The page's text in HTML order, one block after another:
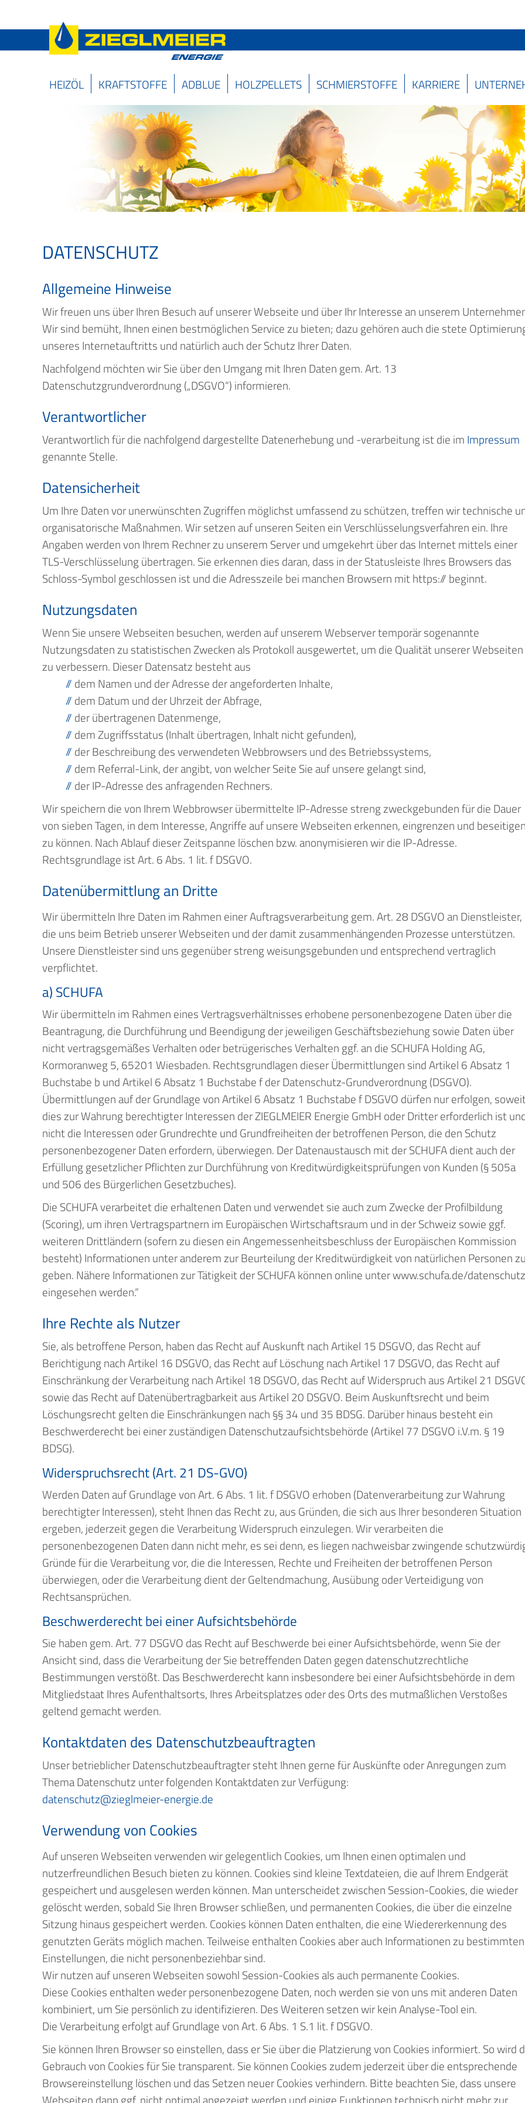
HEIZÖL KRAFTSTOFFE ADBLUE HOLZPELLETS SCHMIERSTOFFE KARRIERE
DATENSCHUTZ
Allgemeine Hinweise
Wir freuen uns über Ihren Besuch auf unserer Webseite und über Ihr Interesse an unserem
Wir sind bemüht, Ihnen einen bestmöglichen Service zu bieten; dazu gehören auch die stete
unseres Internetauftritts und natürlich auch der Schutz Ihrer Daten.
Nachfolgend möchten wir Sie über den Umgang mit Ihren Daten gem. Art. 13
Datenschutzgrundverordnung („DSGVO“) informieren.
Verantwortlicher
Verantwortlich für die nachfolgend dargestellte Datenerhebung und -verarbeitung ist die im Impressum
genannte Stelle.
Datensicherheit
Um Ihre Daten vor unerwünschten Zugriffen möglichst umfassend zu schützen, treffen wir technische
organisatorische Maßnahmen. Wir setzen auf unseren Seiten ein Verschlüsselungsverfahren ein. Ihre
Angaben werden von Ihrem Rechner zu unserem Server und umgekehrt über das Internet mittels einer
TLS-Verschlüsselung übertragen. Sie erkennen dies daran, dass in der Statusleiste Ihres Browsers das
Schloss-Symbol geschlossen ist und die Adresszeile bei manchen Browsern mit https:// beginnt.
Nutzungsdaten
Wenn Sie unsere Webseiten besuchen, werden auf unserem Webserver temporär sogenannte
Nutzungsdaten zu statistischen Zwecken als Protokoll ausgewertet, um die Qualität unserer Webseiten
zu verbessern. Dieser Datensatz besteht aus
dem Namen und der Adresse der angeforderten Inhalte,
dem Datum und der Uhrzeit der Abfrage,
der übertragenen Datenmenge,
dem Zugriffsstatus (Inhalt übertragen, Inhalt nicht gefunden),
der Beschreibung des verwendeten Webbrowsers und des Betriebssystems,
dem Referral-Link, der angibt, von welcher Seite Sie auf unsere gelangt sind,
der IP-Adresse des anfragenden Rechners.
Wir speichern die von Ihrem Webbrowser übermittelte IP-Adresse streng zweckgebunden für die Dauer
von sieben Tagen, in dem Interesse, Angriffe auf unsere Webseiten erkennen, eingrenzen und
zu können. Nach Ablauf dieser Zeitspanne löschen bzw. anonymisieren wir die IP-Adresse.
Rechtsgrundlage ist Art. 6 Abs. 1 lit. f DSGVO.
Datenübermittlung an Dritte
Wir übermitteln Ihre Daten im Rahmen einer Auftragsverarbeitung gem. Art. 28 DSGVO an Dienstleister,
die uns beim Betrieb unserer Webseiten und der damit zusammenhängenden Prozesse unterstützen.
Unsere Dienstleister sind uns gegenüber streng weisungsgebunden und entsprechend vertraglich
verpflichtet.
a) SCHUFA
Wir übermitteln im Rahmen eines Vertragsverhältnisses erhobene personenbezogene Daten über die
Beantragung, die Durchführung und Beendigung der jeweiligen Geschäftsbeziehung sowie Daten über
nicht vertragsgemäßes Verhalten oder betrügerisches Verhalten ggf. an die SCHUFA Holding AG,
Kormoranweg 5, 65201 Wiesbaden. Rechtsgrundlagen dieser Übermittlungen sind Artikel 6 Absatz 1
Buchstabe b und Artikel 6 Absatz 1 Buchstabe f der Datenschutz-Grundverordnung (DSGVO).
Übermittlungen auf der Grundlage von Artikel 6 Absatz 1 Buchstabe f DSGVO dürfen nur erfolgen,
dies zur Wahrung berechtigter Interessen der ZIEGLMEIER Energie GmbH oder Dritter erforderlich ist
nicht die Interessen oder Grundrechte und Grundfreiheiten der betroffenen Person, die den Schutz
personenbezogener Daten erfordern, überwiegen. Der Datenaustausch mit der SCHUFA dient auch der
Erfüllung gesetzlicher Pflichten zur Durchführung von Kreditwürdigkeitsprüfungen von Kunden (§ 505a
und 506 des Bürgerlichen Gesetzbuches).
Die SCHUFA verarbeitet die erhaltenen Daten und verwendet sie auch zum Zwecke der Profilbildung
(Scoring), um ihren Vertragspartnern im Europäischen Wirtschaftsraum und in der Schweiz sowie ggf.
weiteren Drittländern (sofern zu diesen ein Angemessenheitsbeschluss der Europäischen Kommission
besteht) Informationen unter anderem zur Beurteilung der Kreditwürdigkeit von natürlichen Personen
geben. Nähere Informationen zur Tätigkeit der SCHUFA können online unter www.schufa.de/datenschutz
eingesehen werden.“
Ihre Rechte als Nutzer
Sie, als betroffene Person, haben das Recht auf Auskunft nach Artikel 15 DSGVO, das Recht auf
Berichtigung nach Artikel 16 DSGVO, das Recht auf Löschung nach Artikel 17 DSGVO, das Recht auf
Einschränkung der Verarbeitung nach Artikel 18 DSGVO, das Recht auf Widerspruch aus Artikel 21
sowie das Recht auf Datenübertragbarkeit aus Artikel 20 DSGVO. Beim Auskunftsrecht und beim
Löschungsrecht gelten die Einschränkungen nach §§ 34 und 35 BDSG. Darüber hinaus besteht ein
Beschwerderecht bei einer zuständigen Datenschutzaufsichtsbehörde (Artikel 77 DSGVO i.V.m. § 19
BDSG).
Widerspruchsrecht (Art. 21 DS-GVO)
Werden Daten auf Grundlage von Art. 6 Abs. 1 lit. f DSGVO erhoben (Datenverarbeitung zur Wahrung
berechtigter Interessen), steht Ihnen das Recht zu, aus Gründen, die sich aus Ihrer besonderen Situation
ergeben, jederzeit gegen die Verarbeitung Widerspruch einzulegen. Wir verarbeiten die
personenbezogenen Daten dann nicht mehr, es sei denn, es liegen nachweisbar zwingende
Gründe für die Verarbeitung vor, die die Interessen, Rechte und Freiheiten der betroffenen Person
überwiegen, oder die Verarbeitung dient der Geltendmachung, Ausübung oder Verteidigung von
Rechtsansprüchen.
Beschwerderecht bei einer Aufsichtsbehörde
Sie haben gem. Art. 77 DSGVO das Recht auf Beschwerde bei einer Aufsichtsbehörde, wenn Sie der
Ansicht sind, dass die Verarbeitung der Sie betreffenden Daten gegen datenschutzrechtliche
Bestimmungen verstößt. Das Beschwerderecht kann insbesondere bei einer Aufsichtsbehörde in dem
Mitgliedstaat Ihres Aufenthaltsorts, Ihres Arbeitsplatzes oder des Orts des mutmaßlichen Verstoßes
geltend gemacht werden.
Kontaktdaten des Datenschutzbeauftragten
Unser betrieblicher Datenschutzbeauftragter steht Ihnen gerne für Auskünfte oder Anregungen zum
Thema Datenschutz unter folgenden Kontaktdaten zur Verfügung:
datenschutz@zieglmeier-energie.de
Verwendung von Cookies
Auf unseren Webseiten verwenden wir gelegentlich Cookies, um Ihnen einen optimalen und
nutzerfreundlichen Besuch bieten zu können. Cookies sind kleine Textdateien, die auf Ihrem Endgerät
gespeichert und ausgelesen werden können. Man unterscheidet zwischen Session-Cookies, die wieder
gelöscht werden, sobald Sie Ihren Browser schließen, und permanenten Cookies, die über die einzelne
Sitzung hinaus gespeichert werden. Cookies können Daten enthalten, die eine Wiedererkennung des
genutzten Geräts möglich machen. Teilweise enthalten Cookies aber auch Informationen zu bestimmten
Einstellungen, die nicht personenbeziehbar sind.
Wir nutzen auf unseren Webseiten sowohl Session-Cookies als auch permanente Cookies.
Diese Cookies enthalten weder personenbezogene Daten, noch werden sie von uns mit anderen Daten
kombiniert, um Sie persönlich zu identifizieren. Des Weiteren setzen wir kein Analyse-Tool ein.
Die Verarbeitung erfolgt auf Grundlage von Art. 6 Abs. 1 S.1 lit. f DSGVO.
Sie können Ihren Browser so einstellen, dass er Sie über die Platzierung von Cookies informiert. So wird
Gebrauch von Cookies für Sie transparent. Sie können Cookies zudem jederzeit über die entsprechende
Browsereinstellung löschen und das Setzen neuer Cookies verhindern. Bitte beachten Sie, dass unsere
Webseiten dann ggf. nicht optimal angezeigt werden und einige Funktionen technisch nicht mehr zur